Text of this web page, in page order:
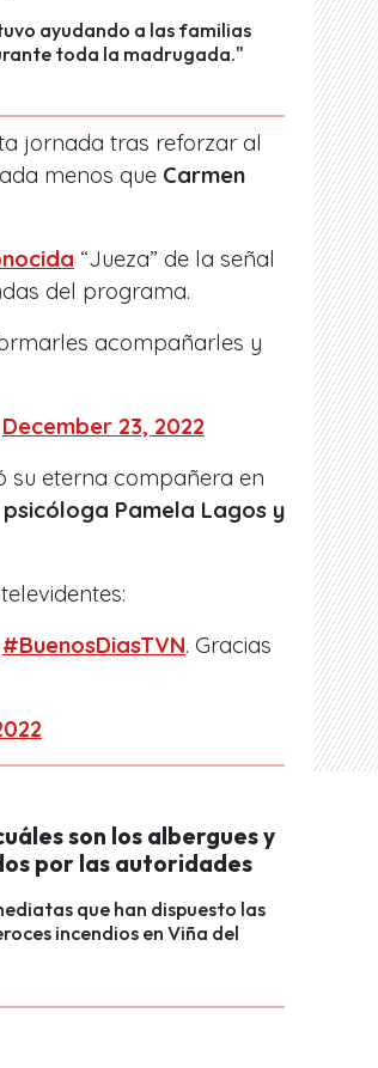
ayudando a las familias
toda la madrugada."
jornada tras reforzar al
menos que Carmen
“Jueza” de la señal
del programa.
acompañarles y
December 23, 2022
su eterna compañera en
Pamela Lagos y
#BuenosDiasTVN. Gracias
son los albergues y
por las autoridades
que han dispuesto las
incendios en Viña del